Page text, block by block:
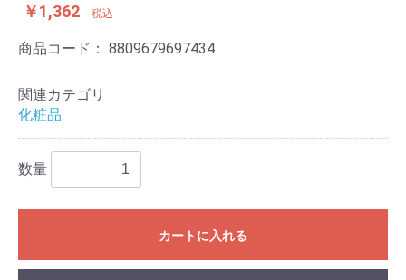
￥1,362 税込
商品コード： 8809679697434
関連カテゴリ
化粧品
数量
カートに入れる